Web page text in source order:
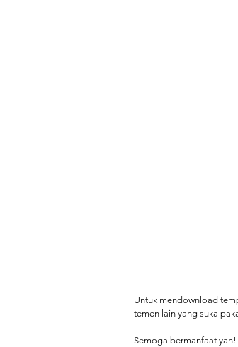
Untuk mendownload
temen lain yang suka
Semoga bermanfaat yah!